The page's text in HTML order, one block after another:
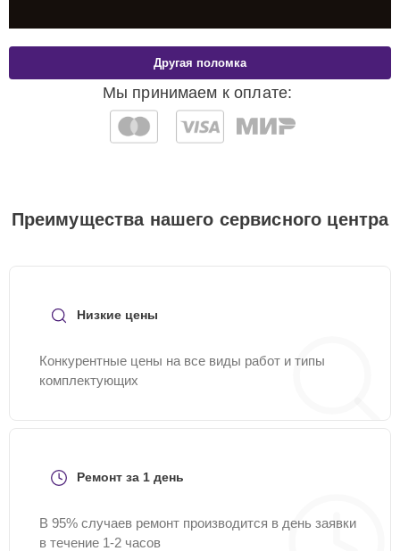
Мы принимаем к оплате:
Другая поломка
Преимущества нашего сервисного центра
Низкие цены
Конкурентные цены на все виды работ и типы
комплектующих
Ремонт за 1 день
В 95% случаев ремонт производится в день заявки
в течение 1-2 часов